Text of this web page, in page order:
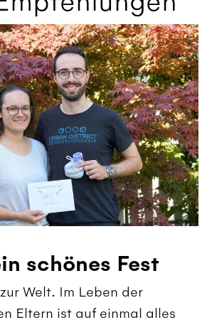
schönes Fest
Welt. Im Leben der
Eltern ist auf einmal alles